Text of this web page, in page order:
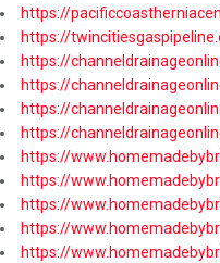
https://
https://
https://
https://
https://
https://
https://
https://
https://
https://
https://